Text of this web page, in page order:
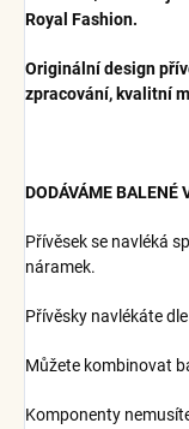
Royal Fashion.
Originální design
zpracování, kvalitní
DODÁVÁME BALENÉ
Přívěsek se navléká
náramek.
Přívěsky navlékáte
Můžete kombinovat
Komponenty